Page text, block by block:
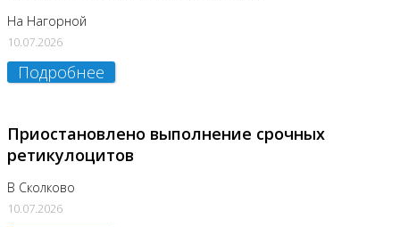
На Нагорной
10.07.2026
Подробнее
Приостановлено выполнение срочных
ретикулоцитов
В Сколково
10.07.2026